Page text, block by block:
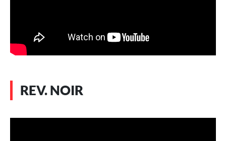
REV. NOIR